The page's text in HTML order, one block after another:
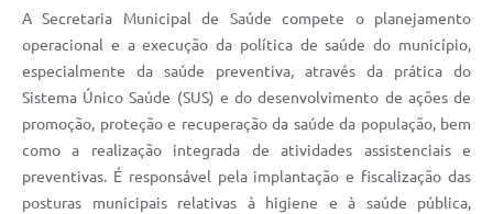
A Secretaria Municipal de Saúde compete o planejamento
operacional e a execução da política de saúde do município,
especialmente da saúde preventiva, através da prática do
Sistema Único Saúde (SUS) e do desenvolvimento de ações de
promoção, proteção e recuperação da saúde da população, bem
como a realização integrada de atividades assistenciais e
preventivas. É responsável pela implantação e fiscalização das
posturas municipais relativas à higiene e à saúde pública,